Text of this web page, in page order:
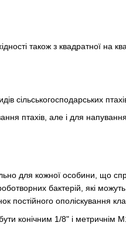
також з квадратної на
сільськогосподарських
птахів, але і для
для кожної особини, що
бактерій, які
постійного ополіскування
конічним 1/8" і метричнім